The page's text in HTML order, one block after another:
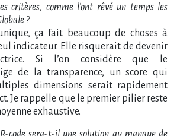
critères, comme l’ont rêvé un temps les
?
ça fait beaucoup de choses à
indicateur. Elle risquerait de devenir
Si l’on considère que le
de la transparence, un score qui
dimensions serait rapidement
Je rappelle que le premier pilier reste
exhaustive.